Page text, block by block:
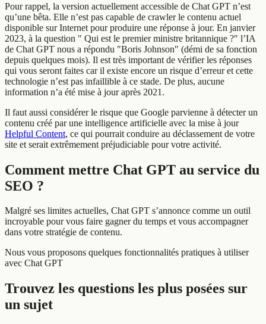
Pour rappel, la version actuellement accessible de Chat GPT n’est
qu’une bêta. Elle n’est pas capable de crawler le contenu actuel
disponible sur Internet pour produire une réponse à jour. En janvier
2023, à la question " Qui est le premier ministre britannique ?" l’IA
de Chat GPT nous a répondu "Boris Johnson" (démi de sa fonction
depuis quelques mois). Il est très important de vérifier les réponses
qui vous seront faites car il existe encore un risque d’erreur et cette
technologie n’est pas infaillible à ce stade. De plus, aucune
information n’a été mise à jour après 2021.
Il faut aussi considérer le risque que Google parvienne à détecter un
contenu créé par une intelligence artificielle avec la mise à jour
Helpful Content, ce qui pourrait conduire au déclassement de votre
site et serait extrêmement préjudiciable pour votre activité.
Comment mettre Chat GPT au service du
SEO ?
Malgré ses limites actuelles, Chat GPT s’annonce comme un outil
incroyable pour vous faire gagner du temps et vous accompagner
dans votre stratégie de contenu.
Nous vous proposons quelques fonctionnalités pratiques à utiliser
avec Chat GPT
Trouvez les questions les plus posées sur
un sujet